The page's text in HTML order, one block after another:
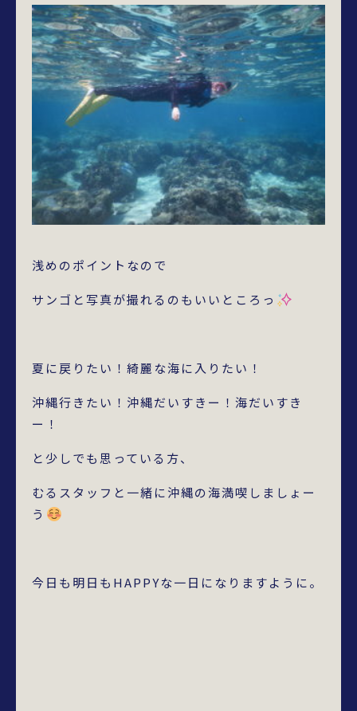
浅めのポイントなので
サンゴと写真が撮れるのもいいところっ
夏に戻りたい！綺麗な海に入りたい！
沖縄行きたい！沖縄だいすきー！海だいすき
ー！
と少しでも思っている方、
むるスタッフと一緒に沖縄の海満喫しましょー
う
今日も明日もHAPPYな一日になりますように。